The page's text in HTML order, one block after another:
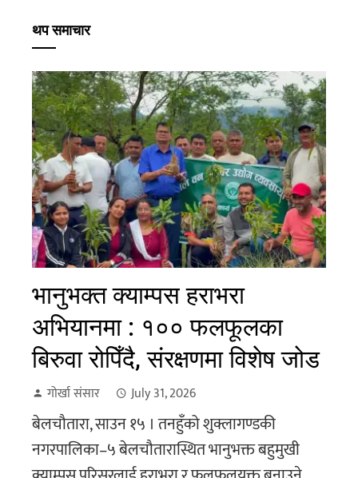
थप समाचार
भानुभक्त क्याम्पस हराभरा
अभियानमा : १०० फलफूलका
बिरुवा रोपिँदै, संरक्षणमा विशेष जोड
गोर्खा संसार July 31, 2026
बेलचौतारा, साउन १५ । तनहुँको शुक्लागण्डकी
नगरपालिका–५ बेलचौतारास्थित भानुभक्त बहुमुखी